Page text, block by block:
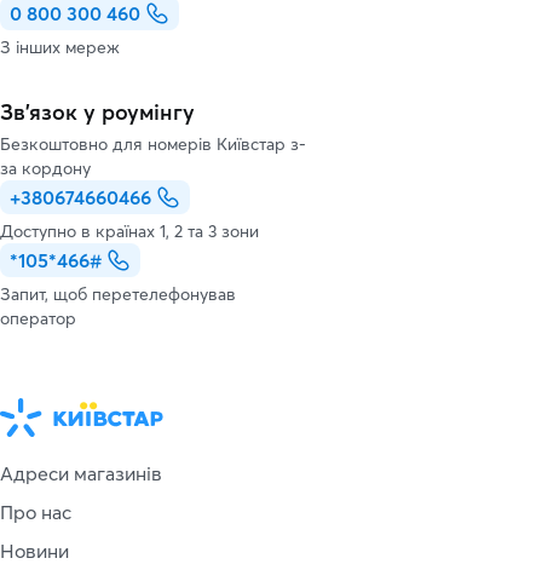
0 800 300 460
З інших мереж
Зв’язок у роумінгу
Безкоштовно для номерів Київстар з-
за кордону
+380674660466
Доступно в країнах 1, 2 та 3 зони
*105*466#
Запит, щоб перетелефонував
оператор
Адреси магазинів
Про нас
Новини